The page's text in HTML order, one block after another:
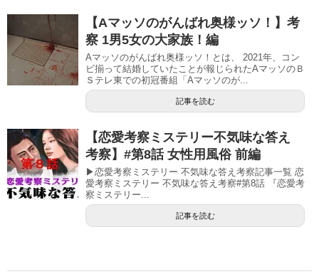
【Aマッソのがんばれ奥様ッソ！】考
察 1男5女の大家族！編
Aマッソのがんばれ奥様ッソ！とは、 2021年、コン
ビ揃って結婚していたことが報じられたAマッソのＢ
Ｓテレ東での初冠番組「Aマッソのが...
記事を読む
【恋愛考察ミステリー不気味な答え
考察】#第8話 女性用風俗 前編
▶恋愛考察ミステリー 不気味な答え考察記事一覧 恋
愛考察ミステリー 不気味な答え考察#第8話 『恋愛考
察ミステリー...
記事を読む